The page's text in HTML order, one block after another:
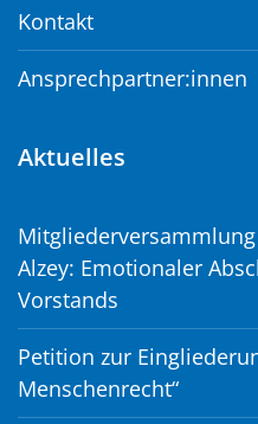
Kontakt
Ansprechpartner:innen
Aktuelles
Alzey: Emotionaler
Vorstands
Petition zur
Menschenrecht“